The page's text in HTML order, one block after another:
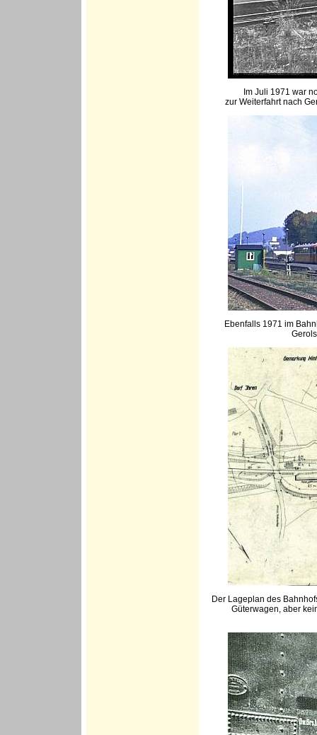
Im Juli 1971 war
zur Weiterfahrt nach
Ebenfalls 1971 im
Der Lageplan des
Güterwagen, aber